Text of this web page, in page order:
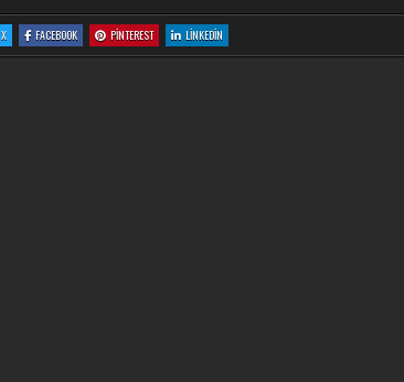
X:
SIVASSPOR’UN
KALECISI
FACEBOOK:
SIVASSPOR’UN
KALECISI
PINTEREST:
SIVASSPOR’UN
KALECISI
LINKEDIN:
SIVASSPOR’UN
KALECISI